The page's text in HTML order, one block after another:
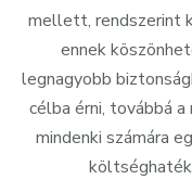
mellett, rendszerint
ennek
legnagyobb
célba érni, továbbá
mindenki számára